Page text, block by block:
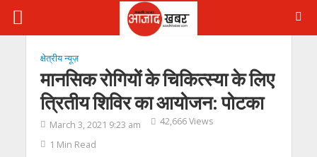
क्षेत्रीय न्यूज़
मानसिक रोगियों के चिकित्स्या के लिए
त्रितीय शिविर का आयोजन: पोटका
March 3, 2021 9:23 am
42,666 Views
1 Min Read